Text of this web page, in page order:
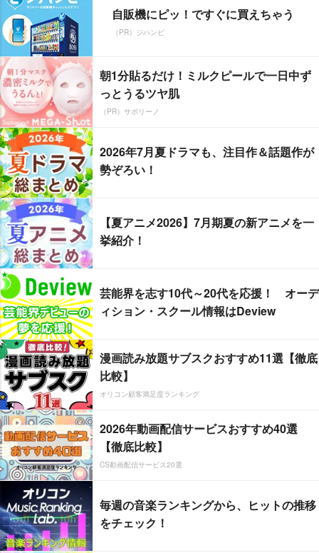
自販機にピッ！ですぐに買えちゃう
（PR）ジハンピ
朝1分貼るだけ！ミルクピールで一日中ず
っとうるツヤ肌
（PR）サボリーノ
2026年7月夏ドラマも、注目作＆話題作が
勢ぞろい！
【夏アニメ2026】7月期夏の新アニメを一
挙紹介！
芸能界を志す10代～20代を応援！ オーデ
ィション・スクール情報はDeview
漫画読み放題サブスクおすすめ11選【徹底
比較】
オリコン顧客満足度ランキング
2026年動画配信サービスおすすめ40選
【徹底比較】
CS動画配信サービス20選
毎週の音楽ランキングから、ヒットの推移
をチェック！